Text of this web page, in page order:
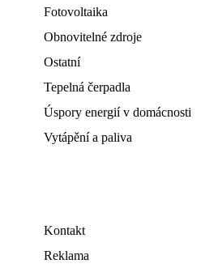
Fotovoltaika
Obnovitelné zdroje
Ostatní
Tepelná čerpadla
Úspory energií v domácnosti
Vytápění a paliva
Kontakt
Reklama